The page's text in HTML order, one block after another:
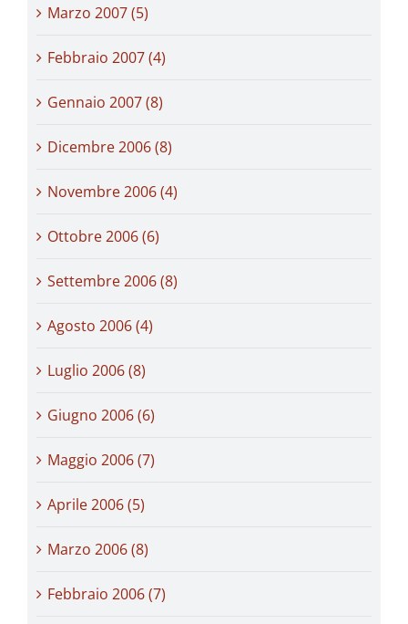
Marzo 2007 (5)
Febbraio 2007 (4)
Gennaio 2007 (8)
Dicembre 2006 (8)
Novembre 2006 (4)
Ottobre 2006 (6)
Settembre 2006 (8)
Agosto 2006 (4)
Luglio 2006 (8)
Giugno 2006 (6)
Maggio 2006 (7)
Aprile 2006 (5)
Marzo 2006 (8)
Febbraio 2006 (7)